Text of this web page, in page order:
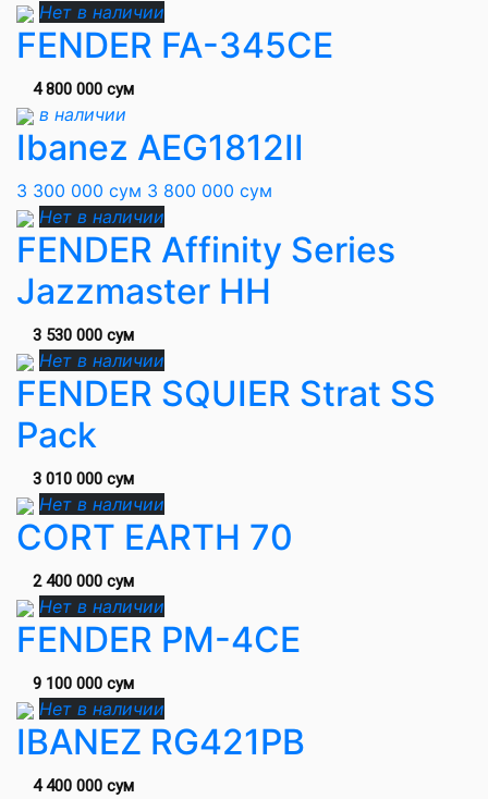
Нет в наличии
FENDER FA-345CE
4 800 000 сум
в наличии
Ibanez AEG1812II
3 300 000 сум 3 800 000 сум
Нет в наличии
FENDER Affinity Series
Jazzmaster HH
3 530 000 сум
Нет в наличии
FENDER SQUIER Strat SS
Pack
3 010 000 сум
Нет в наличии
CORT EARTH 70
2 400 000 сум
Нет в наличии
FENDER PM-4CE
9 100 000 сум
Нет в наличии
IBANEZ RG421PB
4 400 000 сум